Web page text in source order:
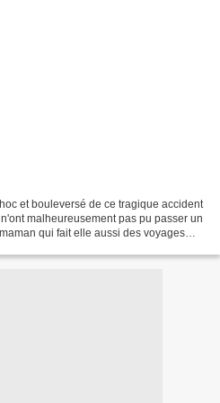
et bouleversé de ce tragique accident
malheureusement pas pu passer un
qui fait elle aussi des voyages